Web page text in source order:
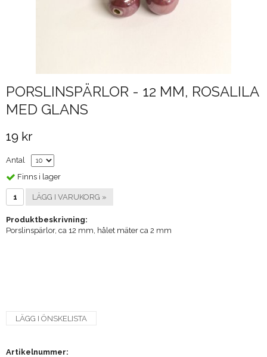
PORSLINSPÄRLOR - 12 MM, ROSALILA
MED GLANS
19 kr
Antal
Finns i lager
LÄGG I VARUKORG »
Produktbeskrivning:
Porslinspärlor, ca 12 mm, hålet mäter ca 2 mm
LÄGG I ÖNSKELISTA
Artikelnummer: